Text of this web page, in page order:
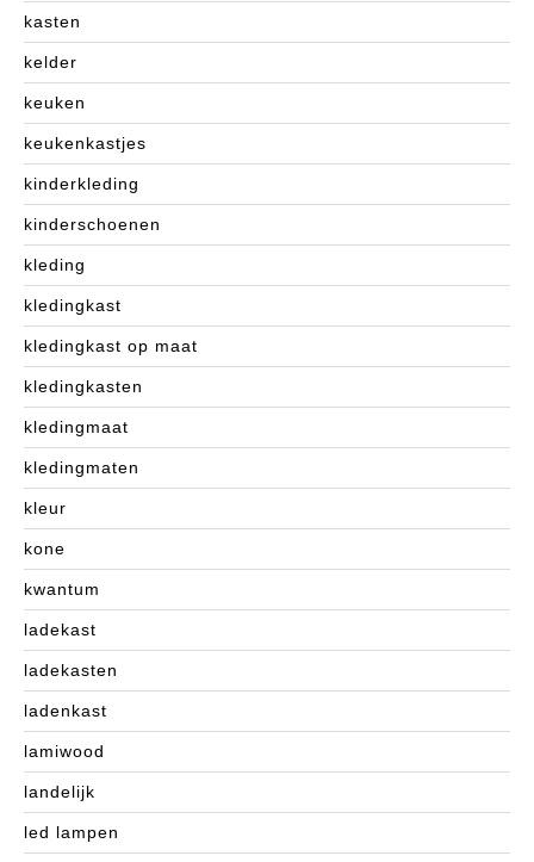
kasten
kelder
keuken
keukenkastjes
kinderkleding
kinderschoenen
kleding
kledingkast
kledingkast op maat
kledingkasten
kledingmaat
kledingmaten
kleur
kone
kwantum
ladekast
ladekasten
ladenkast
lamiwood
landelijk
led lampen